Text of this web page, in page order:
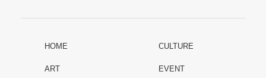
HOME CULTURE
ART EVENT